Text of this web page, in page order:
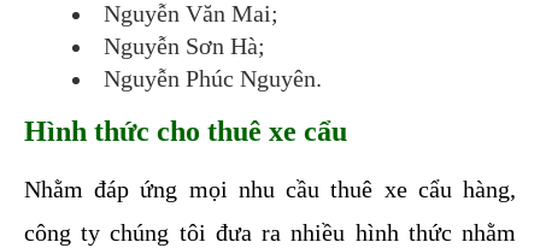
Nguyễn Văn Mai;
Nguyễn Sơn Hà;
Nguyễn Phúc Nguyên.
Hình thức cho thuê xe cẩu
Nhằm đáp ứng mọi nhu cầu thuê xe cẩu hàng,
công ty chúng tôi đưa ra nhiều hình thức nhằm